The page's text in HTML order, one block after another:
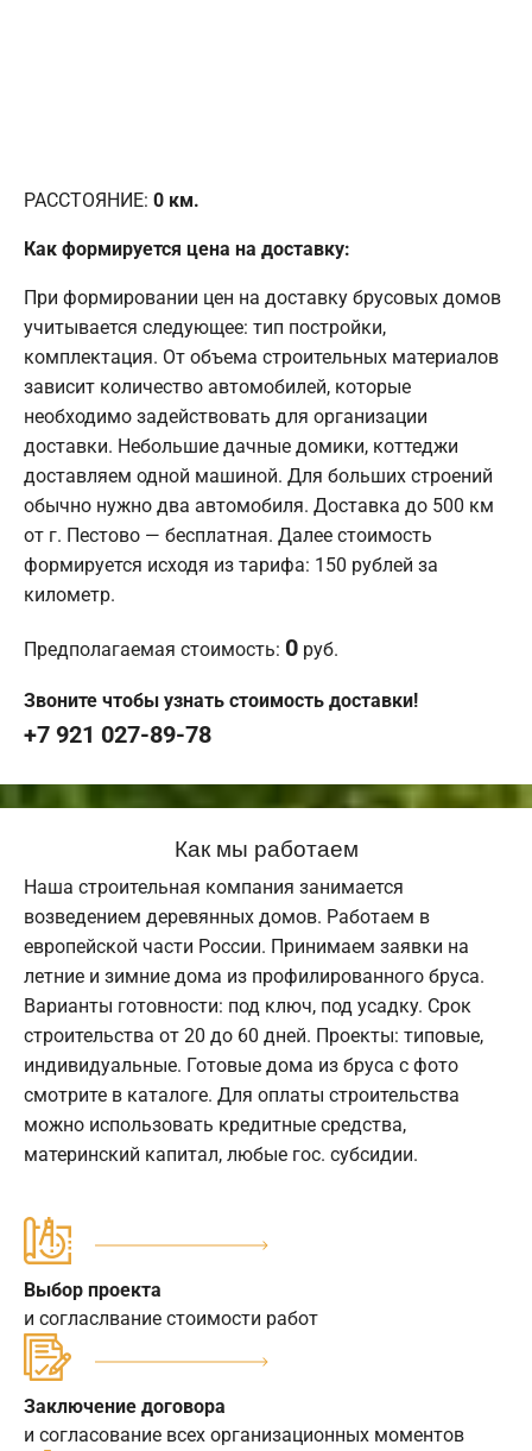
РАССТОЯНИЕ: 0 км.
Как формируется цена на доставку:
При формировании цен на доставку брусовых домов
учитывается следующее: тип постройки,
комплектация. От объема строительных материалов
зависит количество автомобилей, которые
необходимо задействовать для организации
доставки. Небольшие дачные домики, коттеджи
доставляем одной машиной. Для больших строений
обычно нужно два автомобиля. Доставка до 500 км
от г. Пестово — бесплатная. Далее стоимость
формируется исходя из тарифа: 150 рублей за
километр.
Предполагаемая стоимость: 0 руб.
Звоните чтобы узнать стоимость доставки!
+7 921 027-89-78
Как мы работаем
Наша строительная компания занимается
возведением деревянных домов. Работаем в
европейской части России. Принимаем заявки на
летние и зимние дома из профилированного бруса.
Варианты готовности: под ключ, под усадку. Срок
строительства от 20 до 60 дней. Проекты: типовые,
индивидуальные. Готовые дома из бруса с фото
смотрите в каталоге. Для оплаты строительства
можно использовать кредитные средства,
материнский капитал, любые гос. субсидии.
Выбор проекта
и согласлвание стоимости работ
Заключение договора
и согласование всех организационных моментов